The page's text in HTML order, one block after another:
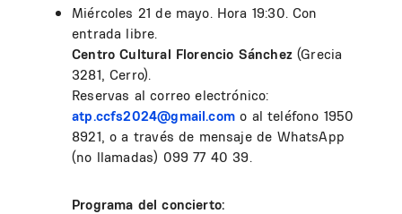
Miércoles 21 de mayo. Hora 19:30. Con
entrada libre.
Centro Cultural Florencio Sánchez(Grecia
3281, Cerro).
Reservas al correo electrónico:
atp.ccfs2024@gmail.como al teléfono 1950
8921, o a través de mensaje de WhatsApp
(no llamadas) 099 77 40 39.
Programa del concierto: